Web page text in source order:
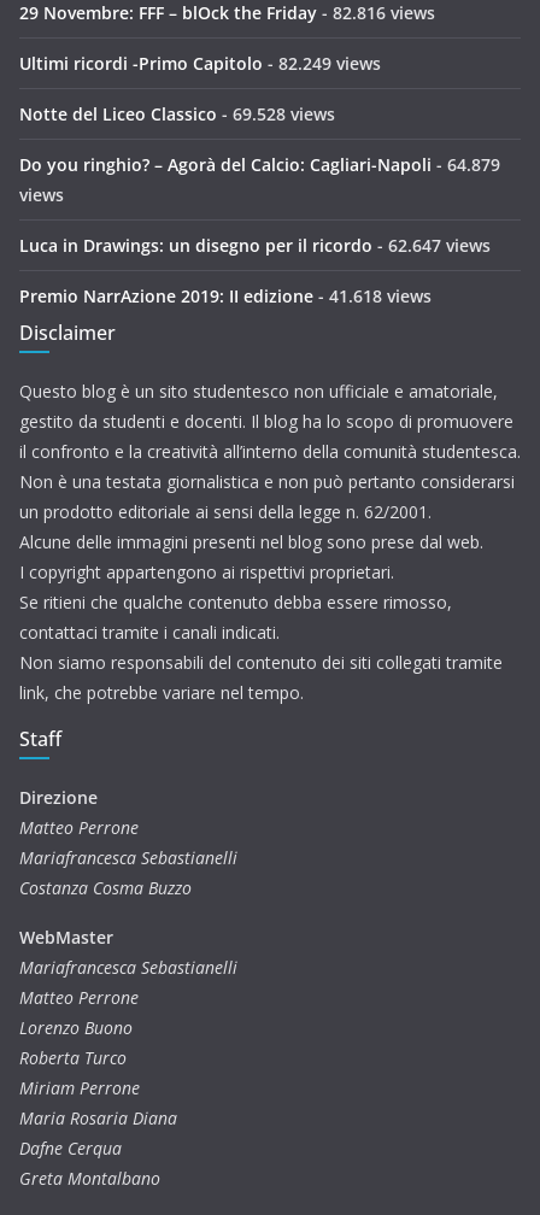
29 Novembre: FFF – blOck the Friday - 82.816 views
Ultimi ricordi -Primo Capitolo - 82.249 views
Notte del Liceo Classico - 69.528 views
Do you ringhio? – Agorà del Calcio: Cagliari-Napoli - 64.879
views
Luca in Drawings: un disegno per il ricordo - 62.647 views
Premio NarrAzione 2019: II edizione - 41.618 views
Disclaimer
Questo blog è un sito studentesco non ufficiale e amatoriale,
gestito da studenti e docenti. Il blog ha lo scopo di promuovere
il confronto e la creatività all’interno della comunità studentesca.
Non è una testata giornalistica e non può pertanto considerarsi
un prodotto editoriale ai sensi della legge n. 62/2001.
Alcune delle immagini presenti nel blog sono prese dal web.
I copyright appartengono ai rispettivi proprietari.
Se ritieni che qualche contenuto debba essere rimosso,
contattaci tramite i canali indicati.
Non siamo responsabili del contenuto dei siti collegati tramite
link, che potrebbe variare nel tempo.
Staff
Direzione
Matteo Perrone
Mariafrancesca Sebastianelli
Costanza Cosma Buzzo
WebMaster
Mariafrancesca Sebastianelli
Matteo Perrone
Lorenzo Buono
Roberta Turco
Miriam Perrone
Maria Rosaria Diana
Dafne Cerqua
Greta Montalbano